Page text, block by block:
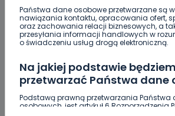
Państwa dane osobowe przetwarzane są
nawiązania kontaktu, opracowania ofert,
oraz zachowania relacji biznesowych, a
przesyłania informacji handlowych w
o świadczeniu usług drogą elektroniczną.
Na jakiej podstawie
przetwarzać Państwa dane
Podstawą prawną przetwarzania Państwa
osobowych, jest artykuł 6 Rozporządzenia